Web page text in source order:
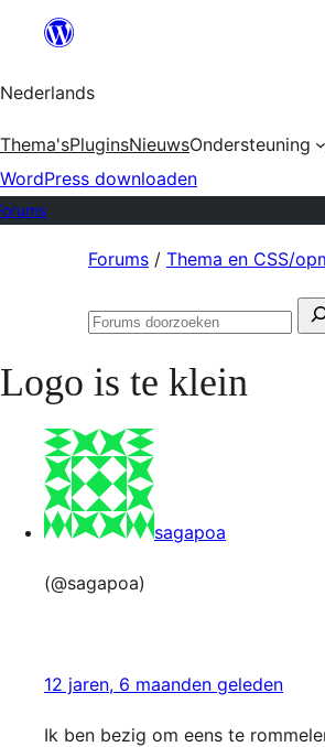
de
inhoud
Nederlands
Thema'sPluginsNieuwsOndersteuning
WordPress downloaden
Forums / Thema en CSS/
Zoeken
Logo is te klein
sagapoa
(@sagapoa)
12 jaren, 6 maanden geleden
Ik ben bezig om eens te